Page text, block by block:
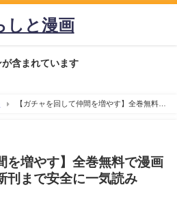
しと漫画
含まれています
【ガチャを回して仲間を増やす】全巻無料で
を増やす】全巻無料で漫画
刊まで安全に一気読み